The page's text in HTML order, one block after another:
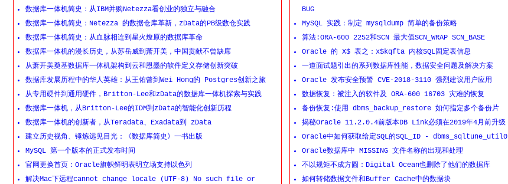
数据库一体机简史：从IBM并购Netezza看创业的独立与融合
数据库一体机简史：Netezza 的数据仓库革新，zData的PB级数仓实践
数据库一体机简史：从血脉相连到星火燎原的数据库革命
数据库一体机的漫长历史，从苏岳威到萧开美，中国贡献不曾缺席
从萧开美奠基数据库一体机架构到云和恩墨的软件定义存储创新突破
数据库发展历程中的华人英雄：从王佑曾到Wei Hong的 Postgres创新之旅
从专用硬件到通用硬件，Britton-Lee和zData的数据库一体机探索与实践
数据库一体机，从Britton-Lee的IDM到zData的智能化创新历程
数据库一体机的创新者，从Teradata、Exadata到 zData
建立历史视角、锤炼远见目光：《数据库简史》一书出版
MySQL 第一个版本的正式发布时间
官网更换首页：Oracle旗帜鲜明表明立场支持以色列
解决Mac下远程cannot change locale (UTF-8) No such file or
BUG
MySQL 实践：制定 mysqldump 简单的备份策略
算法:ORA-600 2252和SCN 最大值SCN_WRAP SCN_BASE
Oracle 的 X$ 表之：x$kqfta 内核SQL固定表信息
一道面试题引出的系列数据库性能，数据安全问题及解决方案
Oracle 发布安全预警 CVE-2018-3110 强烈建议用户应用
数据恢复：被注入的软件及 ORA-600 16703 灾难的恢复
备份恢复:使用 dbms_backup_restore 如何指定多个备份片
揭秘Oracle 11.2.0.4前版本DB Link必须在2019年4月前升级
Oracle中如何获取给定SQL的SQL_ID - dbms_sqltune_util0
Oracle数据库中 MISSING 文件名称的出现和处理
不以规矩不成方圆：Digital Ocean也删除了他们的数据库
如何转储数据文件和Buffer Cache中的数据块